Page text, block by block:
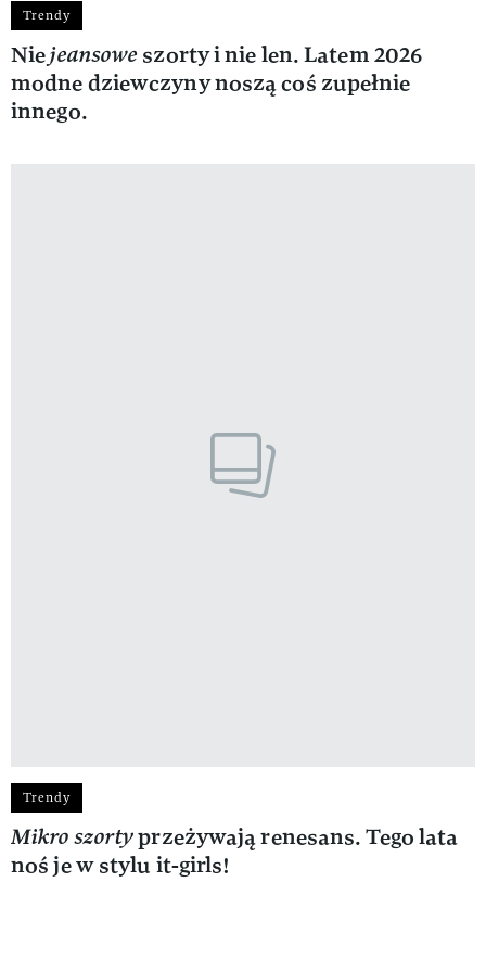
Trendy
Niejeansoweszorty i nie len. Latem 2026
modne dziewczyny noszą coś zupełnie
innego.
Trendy
Mikro szortyprzeżywają renesans. Tego lata
noś je w stylu it-girls!